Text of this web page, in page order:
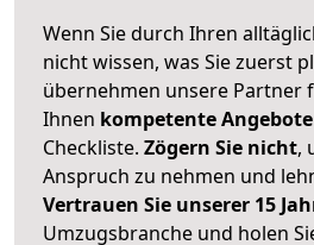
Wenn Sie durch Ihren
nicht wissen, was Sie zuerst
übernehmen unsere Partner
Ihnen kompetente Angebote
Checkliste. Zögern Sie nicht,
Anspruch zu nehmen und
Vertrauen Sie unserer 15
Umzugsbranche und holen